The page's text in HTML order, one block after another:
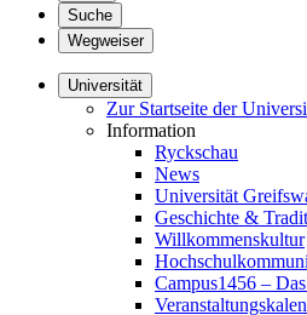
Suche
Wegweiser
Universität
Zur Startseite der
Information
Ryckschau
News
Universität
Geschichte &
Willkommenskultur
Campus1456 –